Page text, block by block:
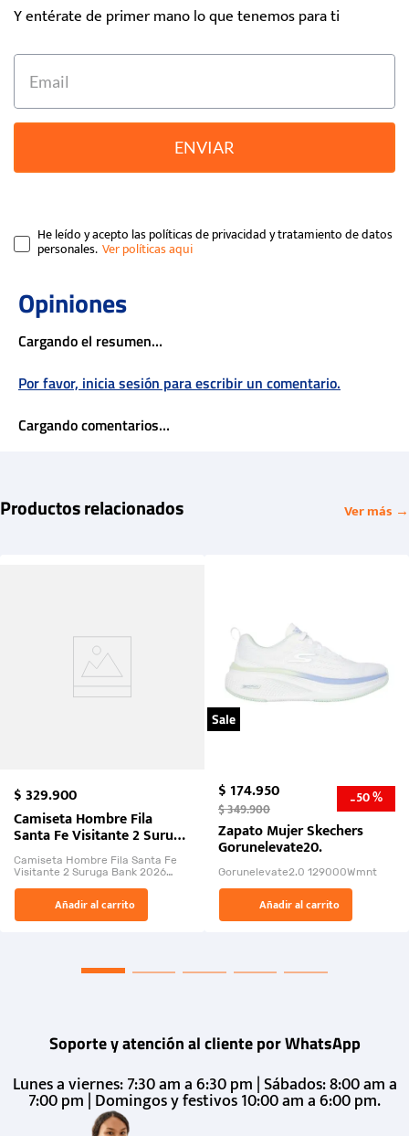
Y entérate de primer mano lo que tenemos para ti
ENVIAR
He leído y acepto las políticas de privacidad y tratamiento de datos
personales.
Cargando el resumen…
Por favor, inicia sesión para escribir un comentario.
Cargando comentarios…
Productos relacionados Ver más →
$329.900
Camiseta Hombre Fila
Santa Fe Visitante 2 Suruga
Bank 2026
Camiseta Hombre Fila Santa Fe
Visitante 2 Suruga Bank 2026
El Rugido del Sol Naciente:
“Primeros para la Et...
Añadir al carrito
Sale
$174.950
$349.900 -50 %
Zapato Mujer Skechers
Gorunelevate20.
Gorunelevate2.0 129000Wmnt
Añadir al carrito
Soporte y atención al cliente por WhatsApp
Lunes a viernes: 7:30 am a 6:30 pm | Sábados: 8:00 am a
7:00 pm | Domingos y festivos 10:00 am a 6:00 pm.